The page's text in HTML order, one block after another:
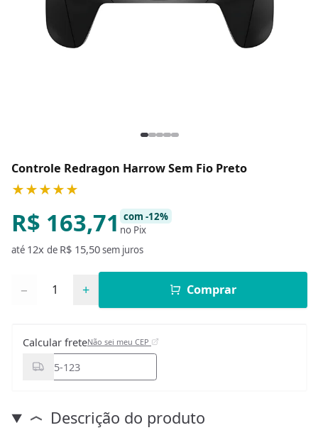
Controle Redragon Harrow Sem Fio Preto
★★★★★
R$ 163,71 com -12%
no Pix
até 12x de R$ 15,50sem juros
− + Comprar
Calcular freteNão sei meu CEP
Descrição do produto